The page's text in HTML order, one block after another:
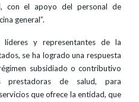
con el apoyo del personal de
general”.
líderes y representantes de la
se ha logrado una respuesta
subsidiado o contributivo
prestadoras de salud, para
que ofrece la entidad, que